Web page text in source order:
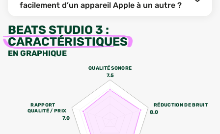
facilement d’un appareil Apple à un autre ?
BEATS STUDIO 3 :
CARACTÉRISTIQUES
EN GRAPHIQUE
QUALITÉ SONORE
7.5
RÉDUCTION DE BRUIT
8.0
RAPPORT
QUALITÉ / PRIX
7.0